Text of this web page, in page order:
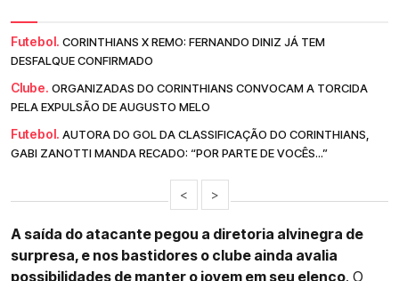
Futebol. CORINTHIANS X REMO: FERNANDO DINIZ JÁ TEM
DESFALQUE CONFIRMADO
Clube. ORGANIZADAS DO CORINTHIANS CONVOCAM A TORCIDA
PELA EXPULSÃO DE AUGUSTO MELO
Futebol. AUTORA DO GOL DA CLASSIFICAÇÃO DO CORINTHIANS,
GABI ZANOTTI MANDA RECADO: “POR PARTE DE VOCÊS...”
< >
A saída do atacante pegou a diretoria alvinegra de
surpresa, e nos bastidores o clube ainda avalia
possibilidades de manter o jovem em seu elenco. O